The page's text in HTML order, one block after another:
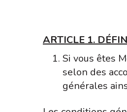
ARTICLE 1.
Si vous êtes
selon des
générales